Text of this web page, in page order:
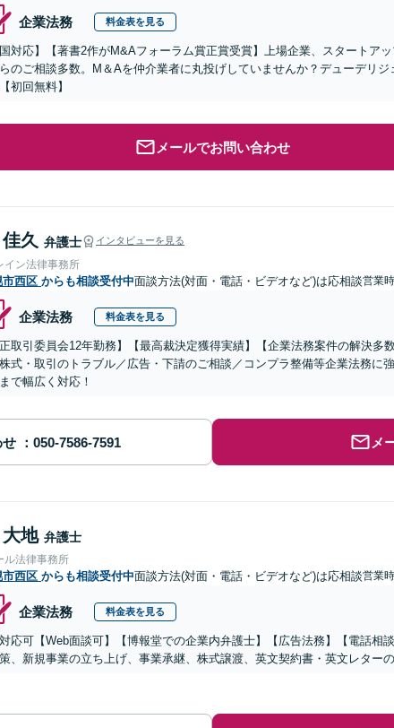
企業法務 料金表を見る
国対応】【著書2作がM&Aフォーラム賞正賞受賞】上場企業、スタートア
のご相談多数。M＆Aを仲介業者に丸投げしていませんか？デューデリ
初回無料】
メールでお問い合わせ
久 弁護士 インタビューを見る
イン法律事務所
市西区 からも相談受付中面談方法(対面・電話・ビデオなど)は応相談営業
企業法務 料金表を見る
正取引委員会12年勤務】【最高裁決定獲得実績】【企業法務案件の解決多
式・取引のトラブル／広告・下請のご相談／コンプラ整備等企業法務に
で幅広く対応！
せ メ
地 弁護士
ル法律事務所
市西区 からも相談受付中面談方法(対面・電話・ビデオなど)は応相談営業
企業法務 料金表を見る
応可【Web面談可】【博報堂での企業内弁護士】【広告法務】【電話相
、新規事業の立ち上げ、事業承継、株式譲渡、英文契約書・英文レター